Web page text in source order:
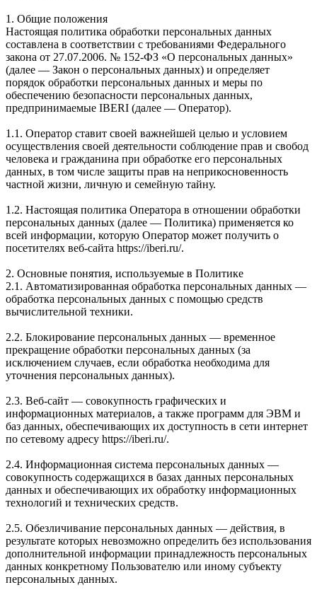
1. Общие положения
Настоящая политика обработки персональных данных
составлена в соответствии с требованиями Федерального
закона от 27.07.2006. № 152-ФЗ «О персональных данных»
(далее — Закон о персональных данных) и определяет
порядок обработки персональных данных и меры по
обеспечению безопасности персональных данных,
предпринимаемые IBERI (далее — Оператор).
1.1. Оператор ставит своей важнейшей целью и условием
осуществления своей деятельности соблюдение прав и свобод
человека и гражданина при обработке его персональных
данных, в том числе защиты прав на неприкосновенность
частной жизни, личную и семейную тайну.
1.2. Настоящая политика Оператора в отношении обработки
персональных данных (далее — Политика) применяется ко
всей информации, которую Оператор может получить о
посетителях веб-сайта https://iberi.ru/.
2. Основные понятия, используемые в Политике
2.1. Автоматизированная обработка персональных данных —
обработка персональных данных с помощью средств
вычислительной техники.
2.2. Блокирование персональных данных — временное
прекращение обработки персональных данных (за
исключением случаев, если обработка необходима для
уточнения персональных данных).
2.3. Веб-сайт — совокупность графических и
информационных материалов, а также программ для ЭВМ и
баз данных, обеспечивающих их доступность в сети интернет
по сетевому адресу https://iberi.ru/.
2.4. Информационная система персональных данных —
совокупность содержащихся в базах данных персональных
данных и обеспечивающих их обработку информационных
технологий и технических средств.
2.5. Обезличивание персональных данных — действия, в
результате которых невозможно определить без использования
дополнительной информации принадлежность персональных
данных конкретному Пользователю или иному субъекту
персональных данных.